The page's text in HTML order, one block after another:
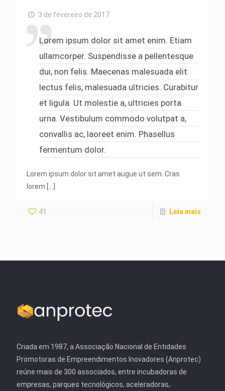
3 de fevereiro de 2017
Lorem ipsum dolor sit amet enim. Etiam
ullamcorper. Suspendisse a pellentesque
dui, non felis. Maecenas malesuada elit
lectus felis, malesuada ultricies. Curabitur
et ligula. Ut molestie a, ultricies porta
urna. Vestibulum commodo volutpat a,
convallis ac, laoreet enim. Phasellus
fermentum dolor.
Lorem ipsum dolor sit amet augue ut sem. Cras
lorem
41 Leia mais
Criada em 1987, a Associação Nacional de Entidades
Promotoras de Empreendimentos Inovadores (Anprotec)
reúne mais de 300 associados, entre incubadoras de
empresas, parques tecnológicos, aceleradoras,